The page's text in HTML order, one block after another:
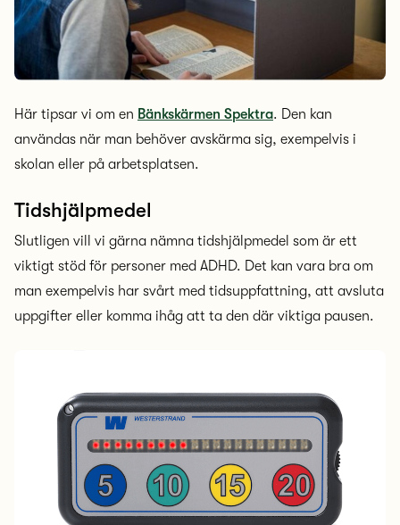
Här tipsar vi om en Bänkskärmen Spektra. Den kan
användas när man behöver avskärma sig, exempelvis i
skolan eller på arbetsplatsen.
Tidshjälpmedel
Slutligen vill vi gärna nämna tidshjälpmedel som är ett
viktigt stöd för personer med ADHD. Det kan vara bra om
man exempelvis har svårt med tidsuppfattning, att avsluta
uppgifter eller komma ihåg att ta den där viktiga pausen.